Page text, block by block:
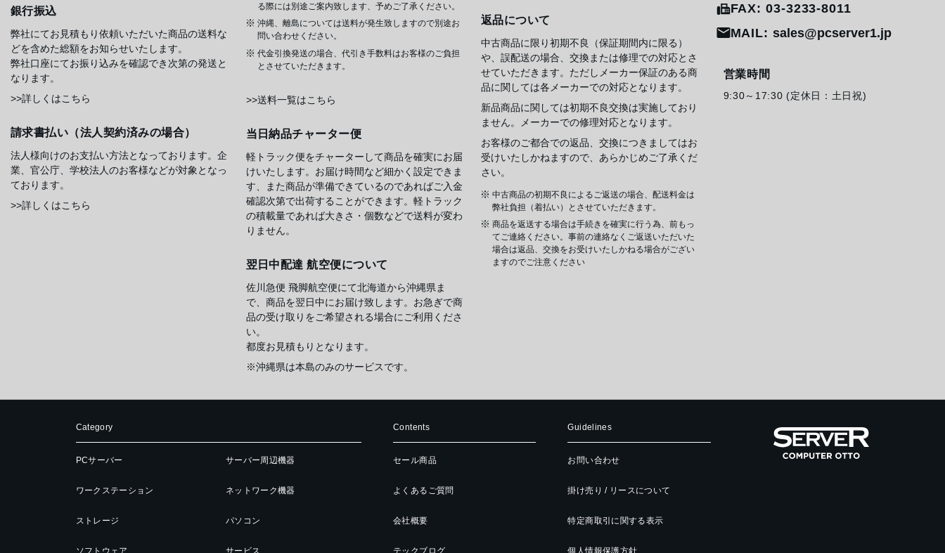
銀行振込
弊社にてお見積もり依頼いただいた商品の送料な
どを含めた総額をお知らせいたします。
弊社口座にてお振り込みを確認でき次第の発送と
なります。
>>詳しくはこちら
請求書払い（法人契約済みの場合）
法人様向けのお支払い方法となっております。企
業、官公庁、学校法人のお客様などが対象となっ
ております。
>>詳しくはこちら
る際には別途ご案内致します、予めご了承ください。
沖縄、離島については送料が発生致しますので別途お
問い合わせください。
代金引換発送の場合、代引き手数料はお客様のご負担
とさせていただきます。
>>送料一覧はこちら
当日納品チャーター便
軽トラック便をチャーターして商品を確実にお届
けいたします。お届け時間など細かく設定できま
す、また商品が準備できているのであればご入金
確認次第で出荷することができます。軽トラック
の積載量であれば大きさ・個数などで送料が変わ
りません。
翌日中配達 航空便について
佐川急便 飛脚航空便にて北海道から沖縄県ま
で、商品を翌日中にお届け致します。お急ぎで商
品の受け取りをご希望される場合にご利用くださ
い。
都度お見積もりとなります。
※沖縄県は本島のみのサービスです。
返品について
中古商品に限り初期不良（保証期間内に限る）
や、誤配送の場合、交換または修理での対応とさ
せていただきます。ただしメーカー保証のある商
品に関しては各メーカーでの対応となります。
新品商品に関しては初期不良交換は実施しており
ません。メーカーでの修理対応となります。
お客様のご都合での返品、交換につきましてはお
受けいたしかねますので、あらかじめご了承くだ
さい。
中古商品の初期不良によるご返送の場合、配送料金は
弊社負担（着払い）とさせていただきます。
商品を返送する場合は手続きを確実に行う為、前もっ
てご連絡ください。事前の連絡なくご返送いただいた
場合は返品、交換をお受けいたしかねる場合がござい
ますのでご注意ください
FAX: 03-3233-8011
MAIL: sales@pcserver1.jp
営業時間
9:30～17:30 (定休日：土日祝)
Category
PCサーバー
ワークステーション
ストレージ
ソフトウェア
サーバー周辺機器
ネットワーク機器
パソコン
サービス
Contents
セール商品
よくあるご質問
会社概要
テックブログ
Guidelines
お問い合わせ
掛け売り / リースについて
特定商取引に関する表示
個人情報保護方針